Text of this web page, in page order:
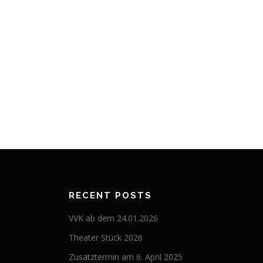
RECENT POSTS
VVK ab dem 24.01.2026
Theater Stück 2026
Zusatztermin am 6. April 2025